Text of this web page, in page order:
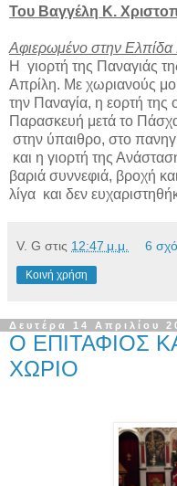
Του Βαγγέλη Κ.
Αφιερωμένο στην Ελπίδα
Η
γιορτή της Παναγιάς
Απρίλη. Με χωριανούς
την Παναγία, η εορτή της
Παρασκευή μετά το
στην ύπαιθρο, στο
και η γιορτή της
βαριά συννεφιά, βροχή
λίγα και δεν
V. G στις 12:47 μ.μ. 6
Κοινή χρήση
Δευτέρα 14 Απριλίου
Ο ΕΠΙΤΑΦΙΟΣ
ΧΩΡΙΟ